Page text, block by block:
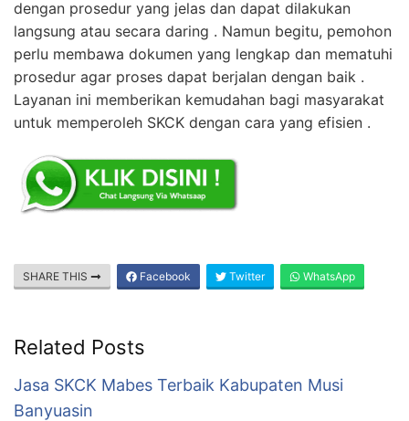
dengan prosedur yang jelas dan dapat dilakukan
langsung atau secara daring . Namun begitu, pemohon
perlu membawa dokumen yang lengkap dan mematuhi
prosedur agar proses dapat berjalan dengan baik .
Layanan ini memberikan kemudahan bagi masyarakat
untuk memperoleh SKCK dengan cara yang efisien .
SHARE THIS Facebook Twitter WhatsApp
Related Posts
Jasa SKCK Mabes Terbaik Kabupaten Musi
Banyuasin